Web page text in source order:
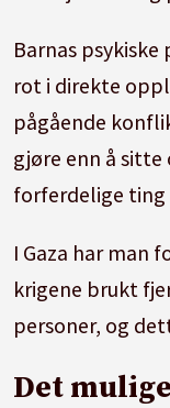
Barnas
rot i direkte
pågående
gjøre enn å sitte
forferdelige ting
I Gaza har man
krigene brukt
personer, og
Det